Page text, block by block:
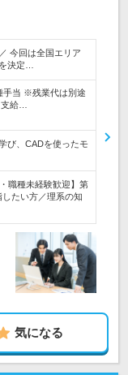
今回は全国エリア
決定…
手当 ※残業代は別途
給…
び、CADを使ったモ
職種未経験歓迎】第
たい方／理系の知
気になる